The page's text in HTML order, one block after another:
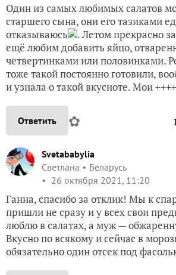
Один из самых любимых салатов
старшего сына, они его тазиками
отказываюсь
. Летом прекрасно
ещё любим добавить яйцо,
четвертинками или половинками.
тоже такой постоянно готовили,
и узнала о такой вкусноте. Мои
Ответить ✿
Svetababylia
Светлана
Беларусь
26 октября 2021, 11:20
Ганна, спасибо за отклик! Мы к
пришли не сразу и у всех свои
люблю в салатах, а муж —
Вкусно по всякому и сейчас в
обязательно один отсек под